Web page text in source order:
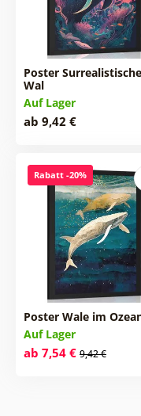
Poster
Wal
Auf Lager
ab 9,42 €
Rabatt -20%
Poster Wale im
Auf Lager
ab 7,54 € 9,42 €